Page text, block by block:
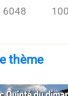
6048
thème